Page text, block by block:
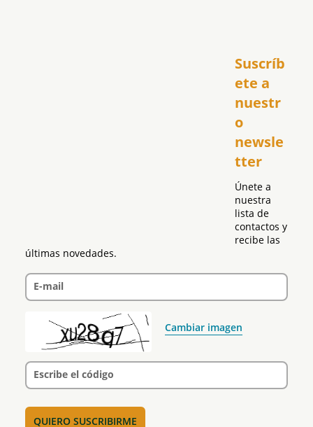
Suscríb
ete a
nuestr
o
newsle
tter
Únete a
nuestra
lista de
contactos y
recibe las
últimas novedades.
E-mail
Cambiar imagen
Escribe el código